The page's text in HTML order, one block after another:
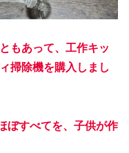
もあって、工作キッ
掃除機を購入しまし
ぼすべてを、子供が作